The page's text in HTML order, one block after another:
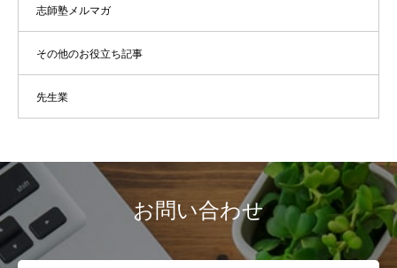
志師塾メルマガ
その他のお役立ち記事
先生業
お問い合わせ